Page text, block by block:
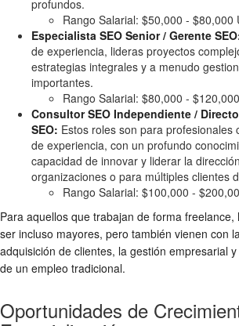
profundos.
Rango Salarial: $50,000 - $80,000
Especialista SEO Senior / Gerente
de experiencia, lideras proyectos
estrategias integrales y a menudo
importantes.
Rango Salarial: $80,000 -
Consultor SEO Independiente /
SEO: Estos roles son para profesionales
de experiencia, con un profundo
capacidad de innovar y liderar la
organizaciones o para múltiples clientes
Rango Salarial: $100,000 -
Para aquellos que trabajan de forma freelance,
ser incluso mayores, pero también vienen con
adquisición de clientes, la gestión empresarial
de un empleo tradicional.
Oportunidades de